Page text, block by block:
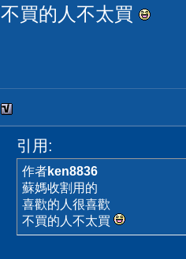
不買的人不太買
引用:
作者ken8836
蘇媽收割用的
喜歡的人很喜歡
不買的人不太買